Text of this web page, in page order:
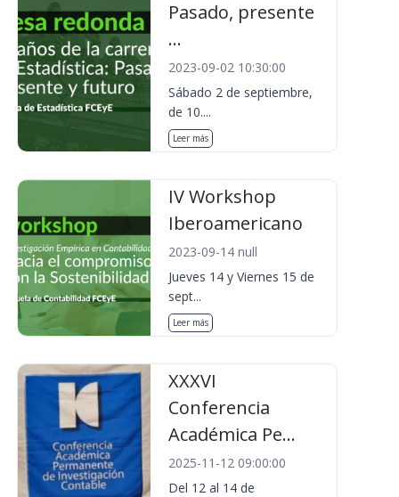
Pasado, presente
...
2023-09-02 10:30:00
Sábado 2 de septiembre,
de 10....
Leer más
IV Workshop
Iberoamericano
2023-09-14 null
Jueves 14 y Viernes 15 de
sept...
Leer más
XXXVI
Conferencia
Académica Pe...
2025-11-12 09:00:00
Del 12 al 14 de